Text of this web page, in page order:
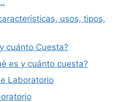
usos, tipos,
cuánto Cuesta?
es y cuánto cuesta?
Laboratorio